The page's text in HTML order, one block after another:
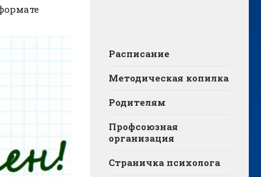
Расписание
Методическая копилка
Родителям
Профсоюзная
организация
Страничка психолога